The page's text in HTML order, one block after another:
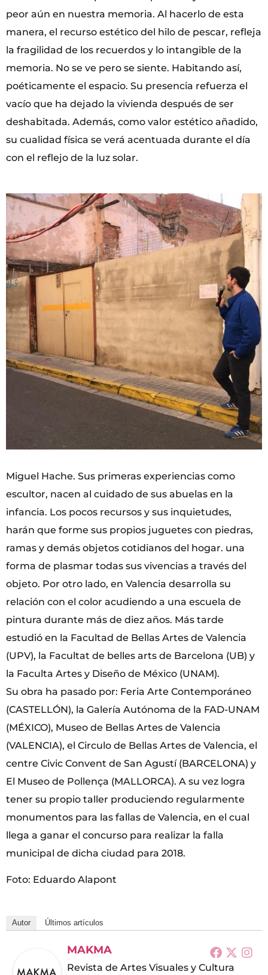
peor aún en nuestra memoria. Al hacerlo de esta
manera, el recurso estético del hilo de pescar, refleja
la fragilidad de los recuerdos y lo intangible de la
memoria. No se ve pero se siente. Habitando así,
poéticamente el espacio. Su presencia refuerza el
vacío que ha dejado la vivienda después de ser
deshabitada. Además, como valor estético añadido,
su cualidad física se verá acentuada durante el día
con el reflejo de la luz solar.
Miguel Hache. Sus primeras experiencias como
escultor, nacen al cuidado de sus abuelas en la
infancia. Los pocos recursos y sus inquietudes,
harán que forme sus propios juguetes con piedras,
ramas y demás objetos cotidianos del hogar. una
forma de plasmar todas sus vivencias a través del
objeto. Por otro lado, en Valencia desarrolla su
relación con el color acudiendo a una escuela de
pintura durante más de diez años. Más tarde
estudió en la Facultad de Bellas Artes de Valencia
(UPV), la Facultat de belles arts de Barcelona (UB) y
la Faculta Artes y Diseño de México (UNAM).
Su obra ha pasado por: Feria Arte Contemporáneo
(CASTELLÓN), la Galería Autónoma de la FAD-UNAM
(MÉXICO), Museo de Bellas Artes de Valencia
(VALENCIA), el Circulo de Bellas Artes de Valencia, el
centre Civic Convent de San Agustí (BARCELONA) y
El Museo de Pollença (MALLORCA). A su vez logra
tener su propio taller produciendo regularmente
monumentos para las fallas de Valencia, en el cual
llega a ganar el concurso para realizar la falla
municipal de dicha ciudad para 2018.
Foto: Eduardo Alapont
Autor Últimos artículos
MAKMA
Revista de Artes Visuales y Cultura